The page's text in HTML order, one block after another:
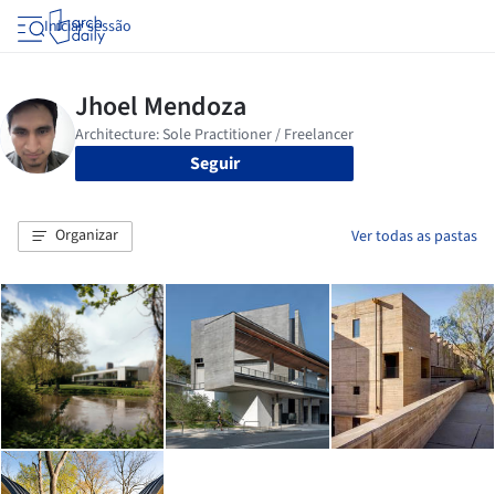
Iniciar sessão
Seguir
Organizar Ver todas as pastas